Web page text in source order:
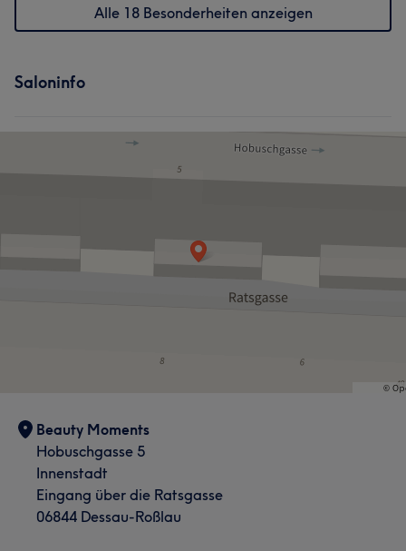
Alle 18 Besonderheiten anzeigen
Saloninfo
Beauty Moments
Hobuschgasse 5
Innenstadt
Eingang über die Ratsgasse
06844 Dessau-Roßlau